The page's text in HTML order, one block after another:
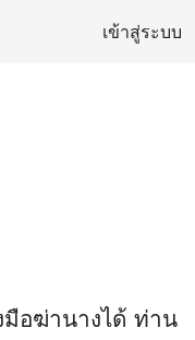
เข้าสู่ระบบ
มือฆ่านางได้ ท่าน